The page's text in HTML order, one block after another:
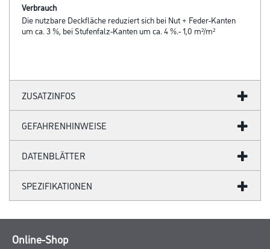
Verbrauch
Die nutzbare Deckfläche reduziert sich bei Nut + Feder-Kanten
um ca. 3 %, bei Stufenfalz-Kanten um ca. 4 %.- 1,0 m²/m²
ZUSATZINFOS
GEFAHRENHINWEISE
DATENBLÄTTER
SPEZIFIKATIONEN
Online-Shop